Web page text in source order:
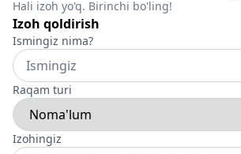
Hali izoh yo'q. Birinchi bo'ling!
Izoh qoldirish
Ismingiz nima?
Raqam turi
Izohingiz